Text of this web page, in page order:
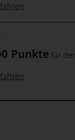
Punkte für